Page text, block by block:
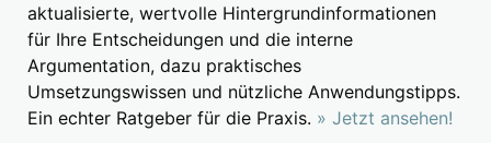
aktualisierte, wertvolle Hintergrundinformationen
für Ihre Entscheidungen und die interne
Argumentation, dazu praktisches
Umsetzungswissen und nützliche Anwendungstipps.
Ein echter Ratgeber für die Praxis. » Jetzt ansehen!